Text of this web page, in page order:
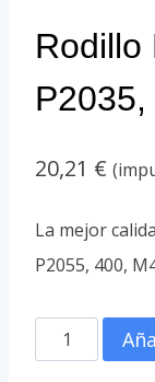
Rodillo
20,21 €
La mejor
P2055, 400,
Rodillo
Fusor